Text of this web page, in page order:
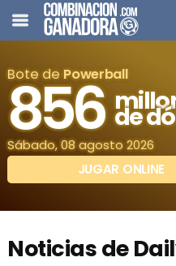
Bote de Powerball
856 de
Sábado, 08 agosto 2026
JUGAR ONLINE
Noticias de